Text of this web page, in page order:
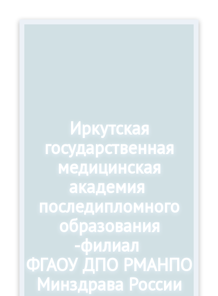
Иркутская
государственная
медицинская
академия
последипломного
образования
-филиал
ФГАОУ ДПО РМАНПО
Минздрава России